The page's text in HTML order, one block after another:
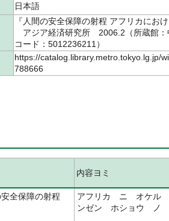
日本語
『人間の安全保障の射程 アフリカに
アジア経済研究所 2006.2（所蔵館
コード：5012236211）
https://catalog.library.metro.tokyo.lg.jp/
788666
内容ヨミ
全保障の射程
アフリカ ニ オケ
ンゼン ホショウ ノ